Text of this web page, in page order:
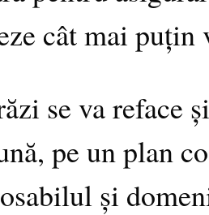
cât mai
se va reface
pe un plan
și